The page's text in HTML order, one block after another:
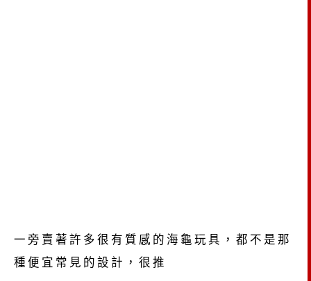
一旁賣著許多很有質感的海龜玩具，都不是那
種便宜常見的設計，很推